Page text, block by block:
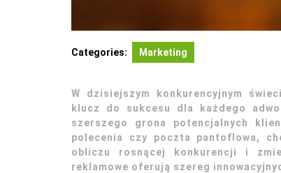
Categories: Marketing
W dzisiejszym konkurencyjnym
klucz do sukcesu dla każdego
szerszego grona potencjalnych
polecenia czy poczta pantoflowa,
obliczu rosnącej konkurencji i
reklamowe oferują szereg